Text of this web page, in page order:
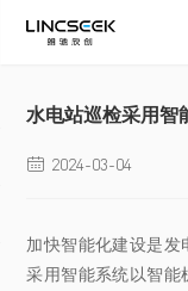
水电站巡检采用智
 2024-03-04
加快智能化建设是发
采用智能系统以智能